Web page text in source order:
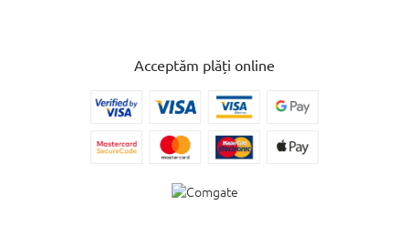
Acceptăm plăți online